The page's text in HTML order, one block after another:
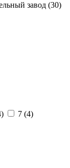
завод (30)
) 7 (4)